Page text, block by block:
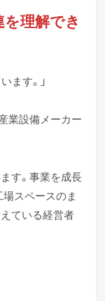
理解でき
ます。」
業設備メーカー
す。事業を成長
場スペースのま
ている経営者